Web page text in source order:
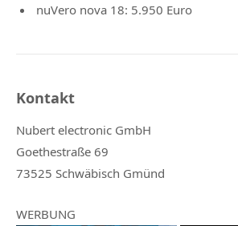
nuVero nova 18: 5.950 Euro
Kontakt
Nubert electronic GmbH
Goethestraße 69
73525 Schwäbisch Gmünd
WERBUNG